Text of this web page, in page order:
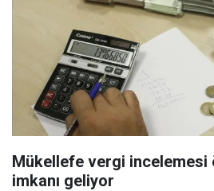
Mükellefe vergi incelemesi
imkanı geliyor